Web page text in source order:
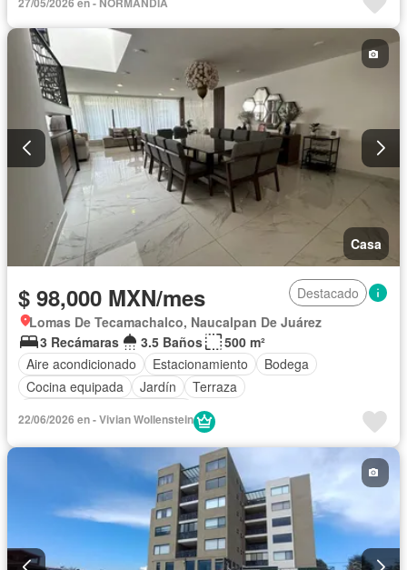
Cuarto de servicio Electricidad
Jacuzzi
Recámara con closet
Seguridad
Terraza Zonas verdes
Permite mascotas
Permite niños
Casa
$ 98,000 MXN/mes
Destacado
Lomas De Tecamachalco, Naucalpan De Juárez
3 Recámaras
3.5 Baños
500 m²
Aire acondicionado
Estacionamiento
Bodega
Cocina equipada
Jardín
Terraza
22/06/2026 en - Vivian Wollenstein